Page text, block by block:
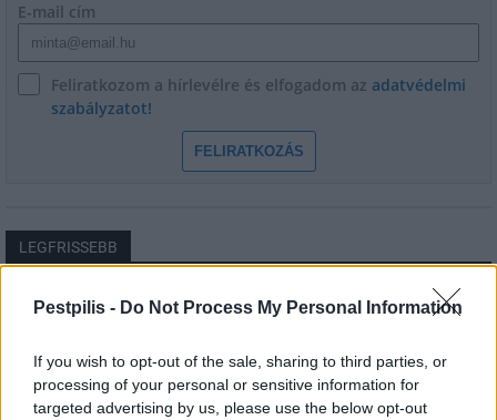
Pestpilis - Do Not Process My Personal Information
If you wish to opt-out of the sale, sharing to third parties, or
processing of your personal or sensitive information for
targeted advertising by us, please use the below opt-out
E-mail cím
Feliratkozom a hírlevélre és elfogadom az adatvédelmi
szabályzatot!
FELIRATKOZÁS
LEGFRISSEBB
Országos
Megérkezett az eső a Duna vízgyűjtőjére